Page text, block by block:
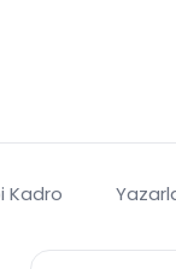
Kadro